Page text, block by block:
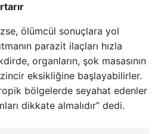
ölümcül sonuçlara yol
parazit ilaçları hızla
organların, şok masasının
eksikliğine başlayabilirler.
bölgelerde seyahat edenler
dikkate almalıdır” dedi.